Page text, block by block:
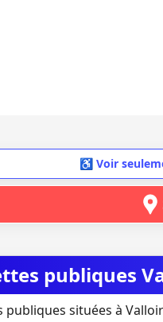
♿ Voir
publiques
situées à